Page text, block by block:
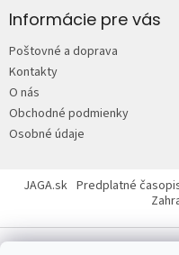
p
e
Informácie pre vás
Poštovné a doprava
Kontakty
O nás
Obchodné podmienky
Osobné údaje
JAGA.sk Predplatné